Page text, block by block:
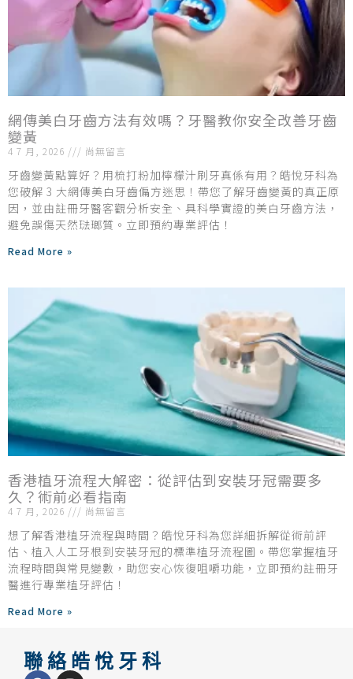
網傳美白牙齒方法有效嗎？牙醫教你安全改善牙齒
變黃
4 7 月, 2026 尚無留言
牙齒變黃點算好？用梳打粉加檸檬汁刷牙真係有用？皓悅牙科為
您破解 3 大網傳美白牙齒偏方迷思！帶您了解牙齒變黃的真正原
因，並由註冊牙醫客觀分析安全、具科學實證的美白牙齒方法，
避免誤傷天然琺瑯質。立即預約專業評估！
Read More »
香港植牙流程大解密：從評估到安裝牙冠需要多
久？術前必看指南
4 7 月, 2026 尚無留言
想了解香港植牙流程與時間？皓悅牙科為您詳細拆解從術前評
估、植入人工牙根到安裝牙冠的標準植牙流程圖。帶您掌握植牙
流程時間與常見變數，助您安心恢復咀嚼功能，立即預約註冊牙
醫進行專業植牙評估！
Read More »
聯絡皓悅牙科